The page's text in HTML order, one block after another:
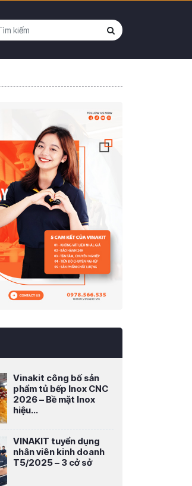
Vinakit công bố sản
phẩm tủ bếp Inox CNC
2026 – Bề mặt Inox
hiệu...
VINAKIT tuyển dụng
nhân viên kinh doanh
T5/2025 – 3 cở sở